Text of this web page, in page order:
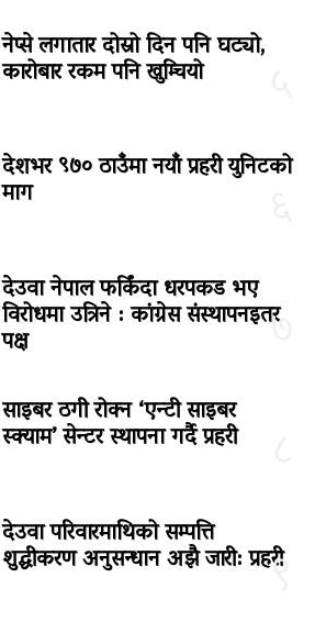
नेप्से लगातार दोस्रो दिन पनि घट्यो,
कारोबार रकम पनि खुम्चियो
देशभर ९७० ठाउँमा नयाँ प्रहरी युनिटको
माग
७
देउवा नेपाल फर्किंदा धरपकड भए
विरोधमा उत्रिने : कांग्रेस संस्थापनइतर
पक्ष
साइबर ठगी रोक्न ‘एन्टी साइबर
स्क्याम’ सेन्टर स्थापना गर्दै प्रहरी
९
देउवा परिवारमाथिको सम्पत्ति
शुद्धीकरण अनुसन्धान अझै जारी: प्रहरी